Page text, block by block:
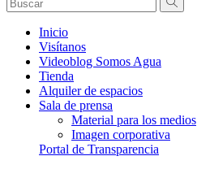
Inicio
Visítanos
Videoblog Somos Agua
Tienda
Alquiler de espacios
Sala de prensa
Material para los medios
Imagen corporativa
Portal de Transparencia